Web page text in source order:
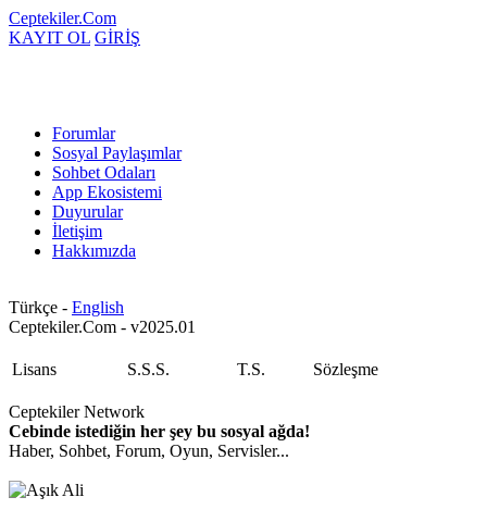
Ceptekiler.Com
KAYIT OL GİRİŞ
Forumlar
Sosyal Paylaşımlar
Sohbet Odaları
App Ekosistemi
Duyurular
İletişim
Hakkımızda
Türkçe - English
Ceptekiler.Com - v2025.01
Lisans S.S.S. T.S. Sözleşme
Ceptekiler Network
Cebinde istediğin her şey bu sosyal ağda!
Haber, Sohbet, Forum, Oyun, Servisler...